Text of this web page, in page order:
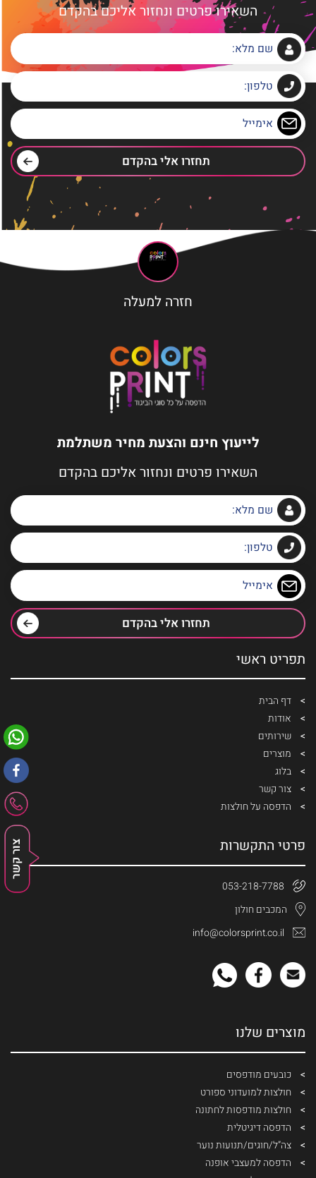
השאירו פרטים ונחזור אליכם בהקדם
תחזרו אלי בהקדם
חזרה למעלה
לייעוץ חינם והצעת מחיר משתלמת
השאירו פרטים ונחזור אליכם בהקדם
תחזרו אלי בהקדם
תפריט ראשי
דף הבית
אודות
שירותים
מוצרים
בלוג
צור קשר
הדפסה על חולצות
מוצרים שלנו
כובעים מודפסים
חולצות למועדוני ספורט
חולצות מודפסות לחתונה
הדפסה דיגיטלית
צה”ל/חוגים/תנועות נוער
הדפסה למעצבי אופנה
פרטי התקשרות
053-218-7788
המכבים חולון
info@colorsprint.co.il